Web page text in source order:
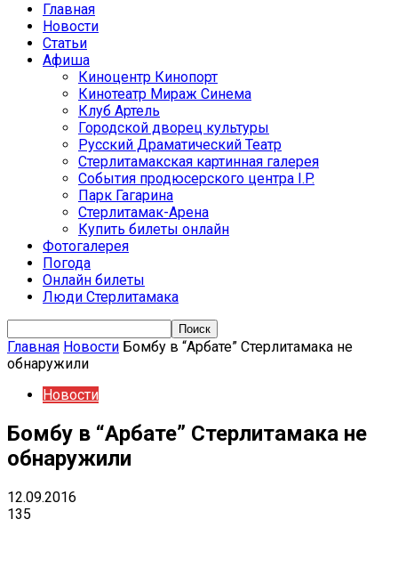
Главная
Новости
Статьи
Афиша
Киноцентр Кинопорт
Кинотеатр Мираж Синема
Клуб Артель
Городской дворец культуры
Русский Драматический Театр
Стерлитамакская картинная галерея
События продюсерского центра I.P.
Парк Гагарина
Стерлитамак-Арена
Купить билеты онлайн
Фотогалерея
Погода
Онлайн билеты
Люди Стерлитамака
Главная Новости Бомбу в “Арбате” Стерлитамака не
обнаружили
Новости
Бомбу в “Арбате” Стерлитамака не
обнаружили
12.09.2016
135